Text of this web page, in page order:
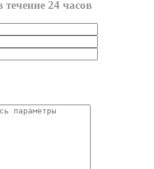
24 часов